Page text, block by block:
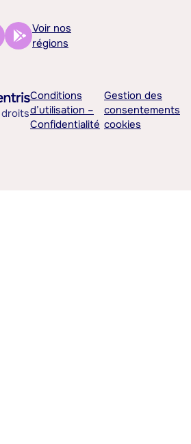
Voir nos
régions
Conditions
d’utilisation –
Confidentialité
Gestion des
consentements
cookies